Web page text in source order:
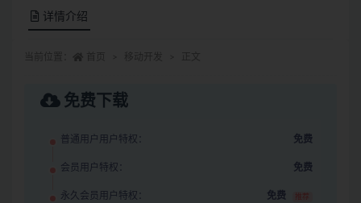
详情介绍
免费下载
普通用户用户特权： 免费
会员用户特权： 免费
永久会员用户特权： 免费 推荐